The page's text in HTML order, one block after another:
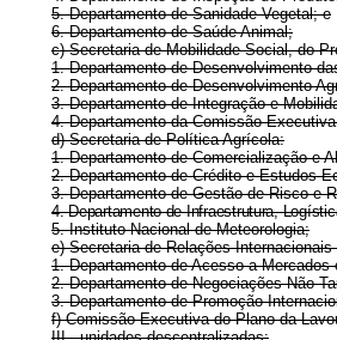
5. Departamento de Sanidade Vegetal; e
6. Departamento de Saúde Animal;
c) Secretaria de Mobilidade Social, do
1. Departamento de Desenvolvimento
2. Departamento de Desenvolvimento
3. Departamento de Integração e
4. Departamento da Comissão
d) Secretaria de Política Agrícola:
1. Departamento de Comercialização e
2. Departamento de Crédito e Estudos
3. Departamento de Gestão de Risco e
4. Departamento de Infraestrutura,
5. Instituto Nacional de Meteorologia;
e) Secretaria de Relações Internacionais
1. Departamento de Acesso a Mercados
2. Departamento de Negociações Não
3. Departamento de Promoção
f) Comissão Executiva do Plano da